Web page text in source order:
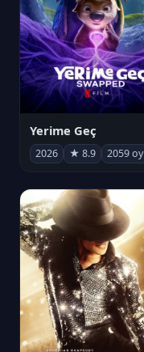
Yerime Geç
2026 ★ 8.9 2059 oy